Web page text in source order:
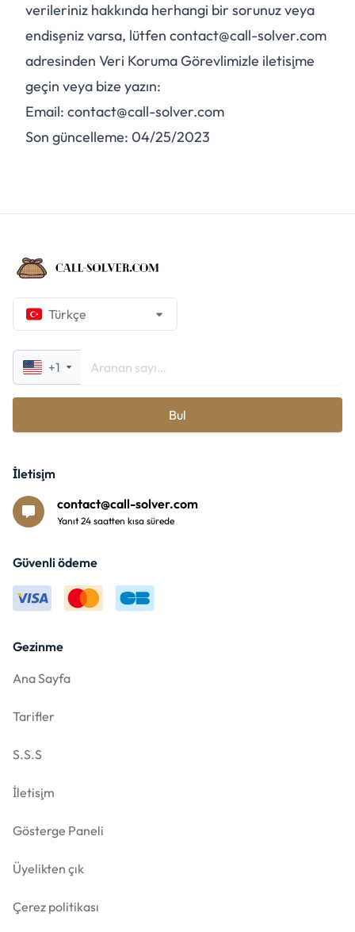
verileriniz hakkında herhangi bir sorunuz veya
endişeniz varsa, lütfen contact@call-solver.com
adresinden Veri Koruma Görevlimizle iletişime
geçin veya bize yazın:
Email: contact@call-solver.com
Son güncelleme: 04/25/2023
Türkçe
+1
Bul
Gezinme
Ana Sayfa
Tarifler
S.S.S
İletişim
Gösterge Paneli
Üyelikten çık
Çerez politikası
İletişim
contact@call-solver.com
Yanıt 24 saatten kısa sürede
Güvenli ödeme